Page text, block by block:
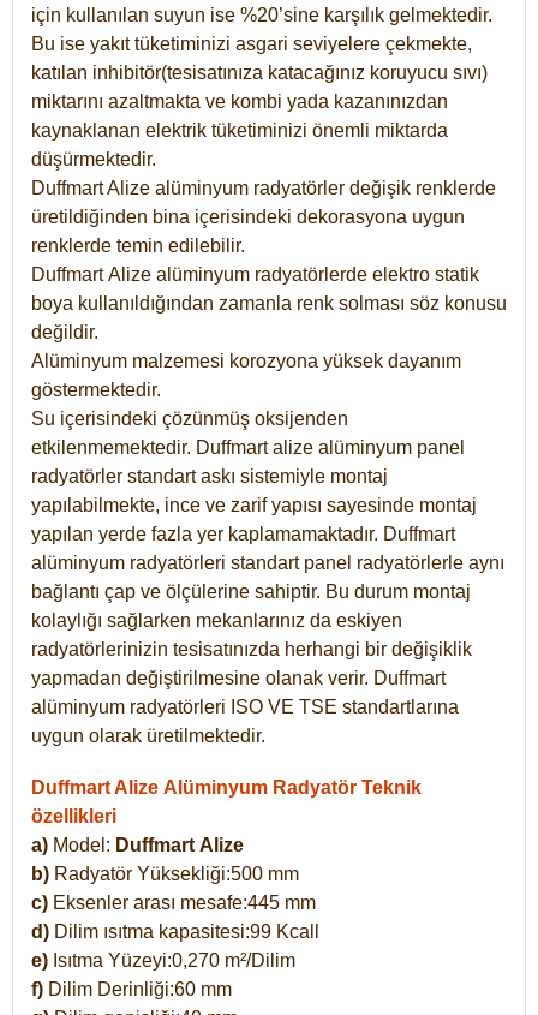
için kullanılan suyun ise %20’sine karşılık gelmektedir.
Bu ise yakıt tüketiminizi asgari seviyelere çekmekte,
katılan inhibitör(tesisatınıza katacağınız koruyucu sıvı)
miktarını azaltmakta ve kombi yada kazanınızdan
kaynaklanan elektrik tüketiminizi önemli miktarda
düşürmektedir.
Duffmart Alize alüminyum radyatörler değişik renklerde
üretildiğinden bina içerisindeki dekorasyona uygun
renklerde temin edilebilir.
DuffmartAlize alüminyum radyatörlerde elektro statik
boya kullanıldığından zamanla renk solması söz konusu
değildir.
Alüminyum malzemesi korozyona yüksek dayanım
göstermektedir.
Su içerisindeki çözünmüş oksijenden
etkilenmemektedir. Duffmart alize alüminyum panel
radyatörler standart askı sistemiyle montaj
yapılabilmekte, ince ve zarif yapısı sayesinde montaj
yapılan yerde fazla yer kaplamamaktadır. Duffmart
alüminyum radyatörleri standart panel radyatörlerle aynı
bağlantı çap ve ölçülerine sahiptir. Bu durum montaj
kolaylığı sağlarken mekanlarınız da eskiyen
radyatörlerinizin tesisatınızda herhangi bir değişiklik
yapmadan değiştirilmesine olanak verir. Duffmart
alüminyum radyatörleri ISO VE TSE standartlarına
uygun olarak üretilmektedir.
Duffmart Alize Alüminyum Radyatör Teknik
özellikleri
a) Model: Duffmart Alize
b) Radyatör Yüksekliği:500 mm
c) Eksenler arası mesafe:445 mm
d) Dilim ısıtma kapasitesi:99 Kcall
e) Isıtma Yüzeyi:0,270 m²/Dilim
f) Dilim Derinliği:60 mm